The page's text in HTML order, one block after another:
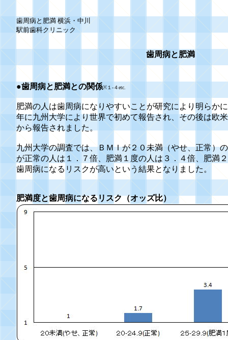
●歯周病と肥満との関係※１-４etc.
肥満の人は歯周病になりやすいことが研究により明らか
年に九州大学により世界で初めて報告され、その後は欧
から報告されました。
九州大学の調査では、ＢＭＩが２０未満（やせ、正常）
が正常の人は１．７倍、肥満１度の人は３．４倍、肥満
歯周病になるリスクが高いという結果となりました。
肥満度と歯周病になるリスク（オッズ比）
歯周病と肥満
歯周病と肥満 横浜・中川
駅前歯科クリニック